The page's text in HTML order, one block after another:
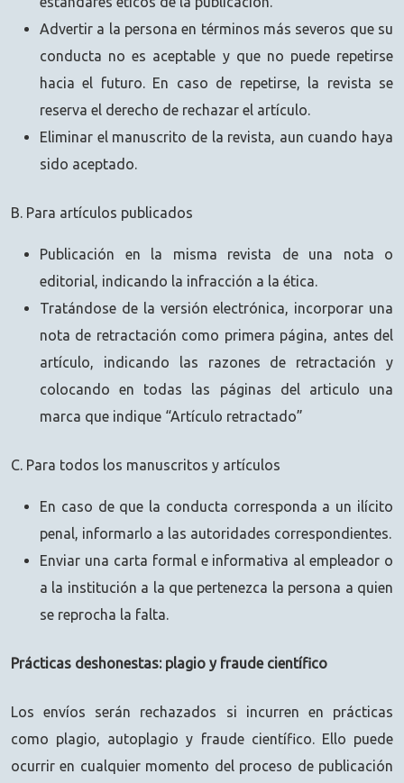
Advertir a la persona en términos más severos que su
conducta no es aceptable y que no puede repetirse
hacia el futuro. En caso de repetirse, la revista se
reserva el derecho de rechazar el artículo.
Eliminar el manuscrito de la revista, aun cuando haya
sido aceptado.
B. Para artículos publicados
Publicación en la misma revista de una nota o
editorial, indicando la infracción a la ética.
Tratándose de la versión electrónica, incorporar una
nota de retractación como primera página, antes del
artículo, indicando las razones de retractación y
colocando en todas las páginas del articulo una
marca que indique “Artículo retractado”
C. Para todos los manuscritos y artículos
En caso de que la conducta corresponda a un ilícito
penal, informarlo a las autoridades correspondientes.
Enviar una carta formal e informativa al empleador o
a la institución a la que pertenezca la persona a quien
se reprocha la falta.
Prácticas deshonestas: plagio y fraude científico
Los envíos serán rechazados si incurren en prácticas
como plagio, autoplagio y fraude científico. Ello puede
ocurrir en cualquier momento del proceso de publicación